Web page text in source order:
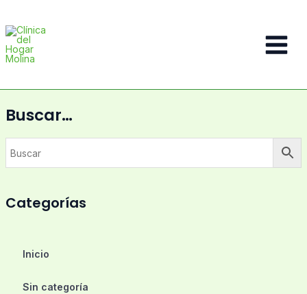
contenido
Main
Buscar…
Categorías
Inicio
Sin categoría